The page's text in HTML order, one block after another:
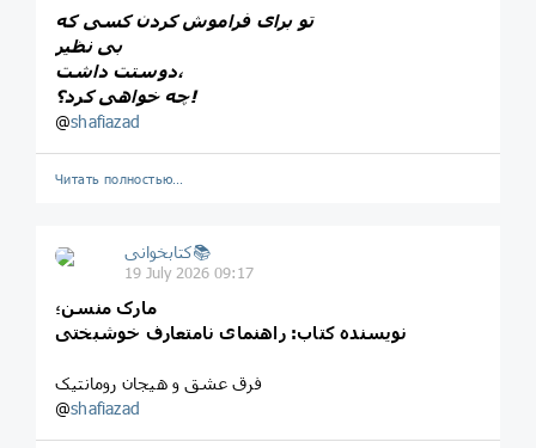
تو برای فراموش کردن کسی که
بی نظیر
دوستت داشت،
چه خواهی کرد؟!
@shafiazad
Читать полностью…
کتابخوانی📚
19 July 2026 09:17
مارک منسن؛
نویسنده کتاب: راهنمای نامتعارف خوشبختی
فرق عشق و هیجان رومانتیک
@shafiazad